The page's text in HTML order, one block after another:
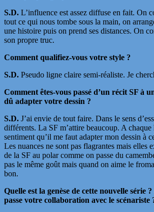
S.D. L’influence est assez diffuse en fait. On
tout ce qui nous tombe sous la main, on
une histoire puis on prend ses distances. On
son propre truc.
Comment qualifiez-vous votre style ?
S.D. Pseudo ligne claire semi-réaliste. Je
Comment êtes-vous passé d’un récit SF à
dû adapter votre dessin ?
S.D. J’ai envie de tout faire. Dans le sens
différents. La SF m’attire beaucoup. A chaque
sentiment qu’il me faut adapter mon dessin à
Les nuances ne sont pas flagrantes mais elles
de la SF au polar comme on passe du
pas le même goût mais quand on aime le
bon.
Quelle est la genèse de cette nouvelle série
passe votre collaboration avec le scénariste